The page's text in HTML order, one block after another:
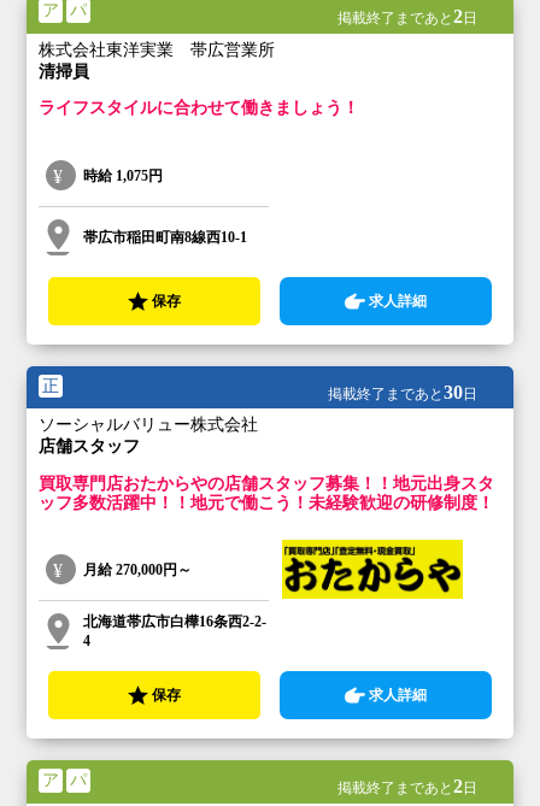
ア パ 掲載終了まであと 2日
株式会社東洋実業 帯広営業所
清掃員
ライフスタイルに合わせて働きましょう！
時給 1,075円
帯広市稲田町南8線西10-1
保存 求人詳細
正 掲載終了まであと 30日
ソーシャルバリュー株式会社
店舗スタッフ
買取専門店おたからやの店舗スタッフ募集！！地元出身スタ
ッフ多数活躍中！！地元で働こう！未経験歓迎の研修制度！
月給270,000円～
北海道帯広市白樺16条西2-2-
4
保存 求人詳細
ア パ 掲載終了まであと 2日